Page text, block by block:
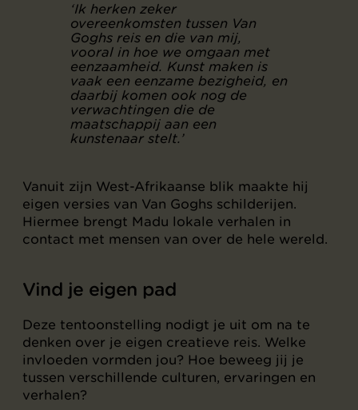
‘Ik herken zeker
overeenkomsten tussen Van
Goghs reis en die van mij,
vooral in hoe we omgaan met
eenzaamheid. Kunst maken is
vaak een eenzame bezigheid, en
daarbij komen ook nog de
verwachtingen die de
maatschappij aan een
kunstenaar stelt.’
Vanuit zijn West-Afrikaanse blik maakte hij
eigen versies van Van Goghs schilderijen.
Hiermee brengt Madu lokale verhalen in
contact met mensen van over de hele wereld.
Vind je eigen pad
Deze tentoonstelling nodigt je uit om na te
denken over je eigen creatieve reis. Welke
invloeden vormden jou? Hoe beweeg jij je
tussen verschillende culturen, ervaringen en
verhalen?